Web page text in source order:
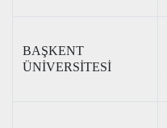
BAŞKENT
ÜNİVERSİTESİ